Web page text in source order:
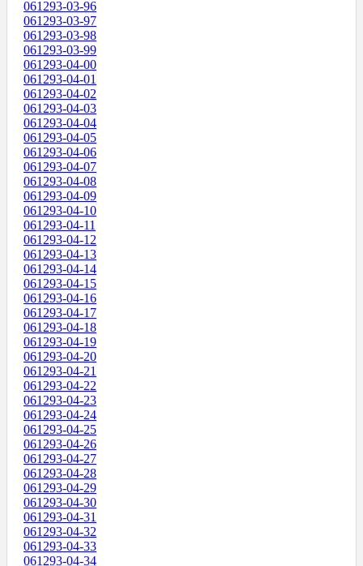
061293-03-96
061293-03-97
061293-03-98
061293-03-99
061293-04-00
061293-04-01
061293-04-02
061293-04-03
061293-04-04
061293-04-05
061293-04-06
061293-04-07
061293-04-08
061293-04-09
061293-04-10
061293-04-11
061293-04-12
061293-04-13
061293-04-14
061293-04-15
061293-04-16
061293-04-17
061293-04-18
061293-04-19
061293-04-20
061293-04-21
061293-04-22
061293-04-23
061293-04-24
061293-04-25
061293-04-26
061293-04-27
061293-04-28
061293-04-29
061293-04-30
061293-04-31
061293-04-32
061293-04-33
061293-04-34